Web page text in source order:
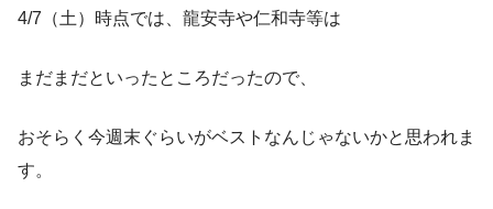
4/7（土）時点では、龍安寺や仁和寺等は
まだまだといったところだったので、
おそらく今週末ぐらいがベストなんじゃないかと思われま
す。